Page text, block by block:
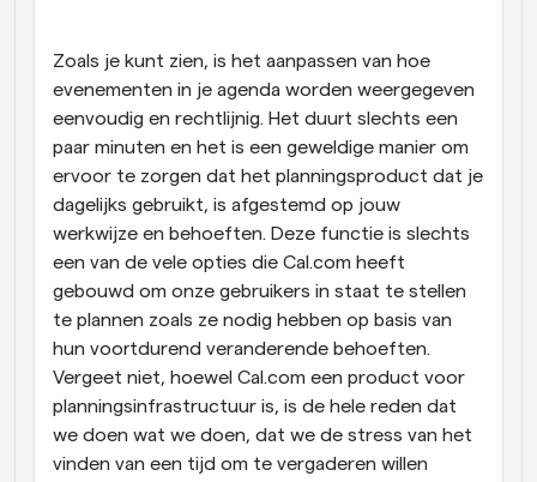
Zoals je kunt zien, is het aanpassen van hoe
evenementen in je agenda worden weergegeven
eenvoudig en rechtlijnig. Het duurt slechts een
paar minuten en het is een geweldige manier om
ervoor te zorgen dat het planningsproduct dat je
dagelijks gebruikt, is afgestemd op jouw
werkwijze en behoeften. Deze functie is slechts
een van de vele opties die Cal.com heeft
gebouwd om onze gebruikers in staat te stellen
te plannen zoals ze nodig hebben op basis van
hun voortdurend veranderende behoeften.
Vergeet niet, hoewel Cal.com een product voor
planningsinfrastructuur is, is de hele reden dat
we doen wat we doen, dat we de stress van het
vinden van een tijd om te vergaderen willen